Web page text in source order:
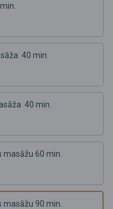
40 min.
40 min.
60 min.
90 min.